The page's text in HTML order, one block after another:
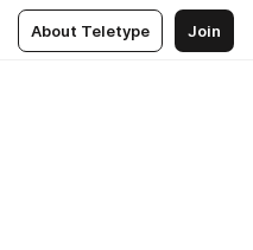
About Teletype Join